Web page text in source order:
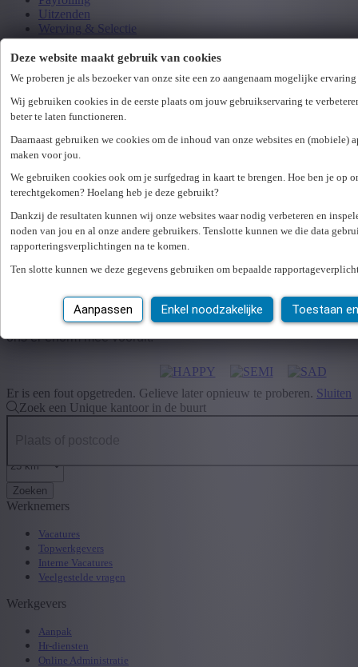
Deze website maakt gebruik van cookies
We proberen je als bezoeker van onze site een zo aangenaam mogelijke
Wij gebruiken cookies in de eerste plaats om jouw gebruikservaring te
beter te laten functioneren.
Daarnaast gebruiken we cookies om de inhoud van onze websites en (mobiele)
maken voor jou.
We gebruiken cookies ook om je surfgedrag in kaart te brengen. Hoe ben je op
terechtgekomen? Hoelang heb je deze gebruikt?
Dankzij de resultaten kunnen wij onze websites waar nodig verbeteren en
noden van jou en al onze andere gebruikers. Tenslotte kunnen we die data
rapporteringsverplichtingen na te komen.
Ten slotte kunnen we deze gegevens gebruiken om bepaalde
Aanpassen Enkel noodzakelijke Toestaan
Uitzenden
Werving & Selectie
Preventie & Veiligheid
HR bibliotheek
Webinar bibliotheek
Aanmelden
nl
fr
nl
fr
Loading...
Onlangs schreef je je in bij Unique. Bedankt voor je
vertrouwen! Hopelijk zijn de eerste contactmomenten vlot
verlopen. We willen onze service continu verbeteren en zijn
heel benieuwd naar jouw mening.Daarom willen we je
vragen om hieronder aan te duiden wat je van Unique vindt.
Het neemt slechts een klik van jouw tijd in beslag en je helpt
ons er enorm mee vooruit.
Er is een fout opgetreden. Gelieve later opnieuw te proberen. Sluiten
Zoek een Unique kantoor in de buurt
Zoeken
Werknemers
Vacatures
Topwerkgevers
Interne Vacatures
Veelgestelde vragen
Werkgevers
Aanpak
Hr-diensten
Online Administratie